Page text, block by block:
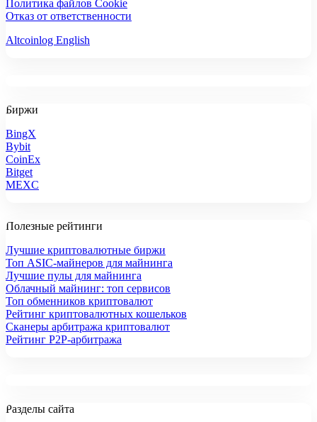
Политика файлов Cookie
Отказ от ответственности
Altcoinlog English
Биржи
BingX
Bybit
CoinEx
Bitget
MEXC
Полезные рейтинги
Лучшие криптовалютные биржи
Топ ASIC-майнеров для майнинга
Лучшие пулы для майнинга
Облачный майнинг: топ сервисов
Топ обменников криптовалют
Рейтинг криптовалютных кошельков
Сканеры арбитража криптовалют
Рейтинг P2P-арбитража
Разделы сайта